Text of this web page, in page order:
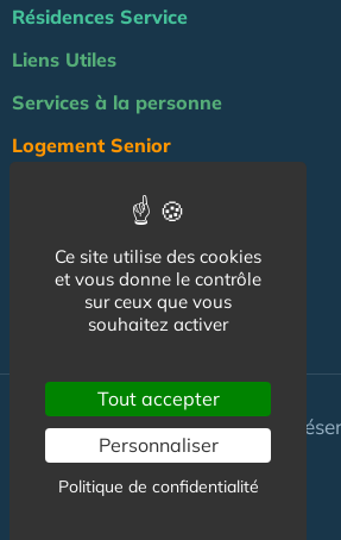
Résidences Service
Liens Utiles
Services à la personne
Logement Senior
Emploi & formation
Professionnels
NOS AUTRES SITES :
© Australis 2026 - Tous droits
cookies
Ce site utilise des cookies
et vous donne le contrôle
sur ceux que vous
souhaitez activer
Tout accepter
Personnaliser
Politique de confidentialité